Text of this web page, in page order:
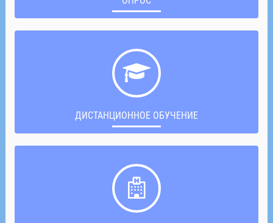
ДИСТАНЦИОННОЕ ОБУЧЕНИЕ